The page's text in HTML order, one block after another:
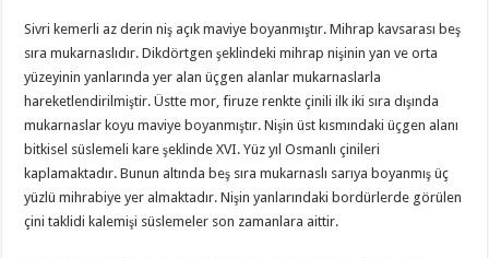
Sivri kemerli az derin niş açık maviye boyanmıştır. Mihrap kavsarası beş
sıra mukarnaslıdır. Dikdörtgen şeklindeki mihrap nişinin yan ve orta
yüzeyinin yanlarında yer alan üçgen alanlar mukarnaslarla
hareketlendirilmiştir. Üstte mor, firuze renkte çinili ilk iki sıra dışında
mukarnaslar koyu maviye boyanmıştır. Nişin üst kısmındaki üçgen alanı
bitkisel süslemeli kare şeklinde XVI. Yüz yıl Osmanlı çinileri
kaplamaktadır. Bunun altında beş sıra mukarnaslı sarıya boyanmış üç
yüzlü mihrabiye yer almaktadır. Nişin yanlarındaki bordürlerde görülen
çini taklidi kalemişi süslemeler son zamanlara aittir.